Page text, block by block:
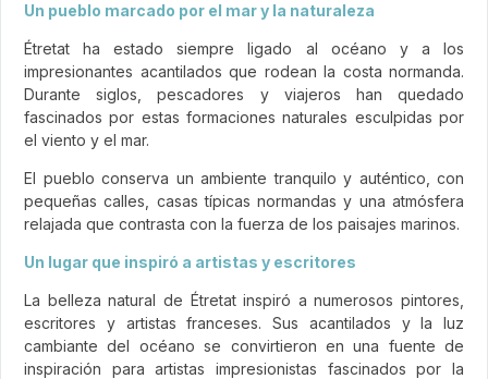
Un pueblo marcado por el mar y la naturaleza
Étretat ha estado siempre ligado al océano y a los
impresionantes acantilados que rodean la costa normanda.
Durante siglos, pescadores y viajeros han quedado
fascinados por estas formaciones naturales esculpidas por
el viento y el mar.
El pueblo conserva un ambiente tranquilo y auténtico, con
pequeñas calles, casas típicas normandas y una atmósfera
relajada que contrasta con la fuerza de los paisajes marinos.
Un lugar que inspiró a artistas y escritores
La belleza natural de Étretat inspiró a numerosos pintores,
escritores y artistas franceses. Sus acantilados y la luz
cambiante del océano se convirtieron en una fuente de
inspiración para artistas impresionistas fascinados por la